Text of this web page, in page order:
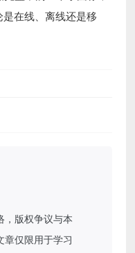
在线、离线还是移
，版权争议与本
章仅限用于学习